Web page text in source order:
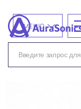
МЕНЮ